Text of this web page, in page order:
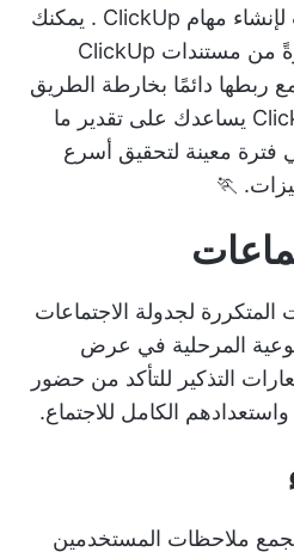
مهام ClickUp
. يمكنك
إنشاء المهام تلقائيًا مباشرةً من مستندات ClickUp
ربطها دائمًا بخارطة الطريق
يساعدك على تقدير ما
فترة معينة لتحقيق أسرع
🏃
المتكررة لجدولة الاجتماعات
المرحلية في عرض
التذكير للتأكد من حضور
الكامل للاجتماع.
ملاحظات المستخدمين